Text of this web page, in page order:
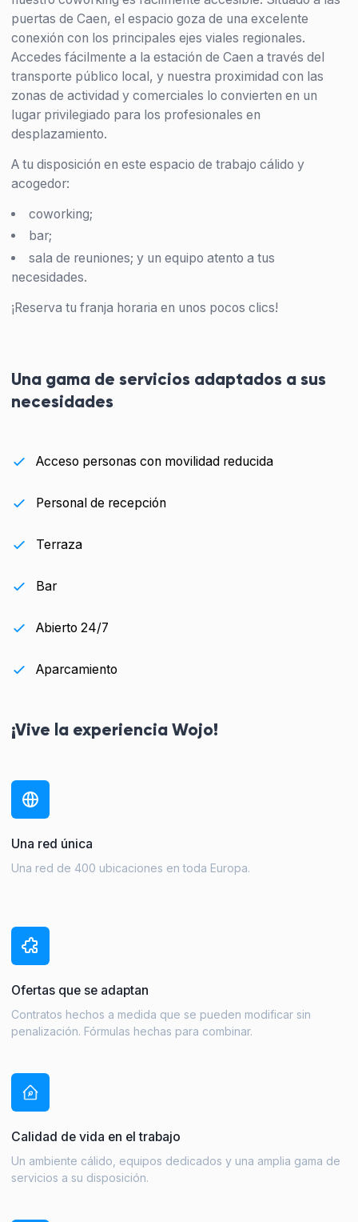
puertas de Caen, el espacio goza de una excelente
conexión con los principales ejes viales regionales.
Accedes fácilmente a la estación de Caen a través del
transporte público local, y nuestra proximidad con las
zonas de actividad y comerciales lo convierten en un
lugar privilegiado para los profesionales en
desplazamiento.
A tu disposición en este espacio de trabajo cálido y
acogedor:
coworking;
bar;
sala de reuniones; y un equipo atento a tus
necesidades.
¡Reserva tu franja horaria en unos pocos clics!
Una gama de servicios adaptados a sus
necesidades
Acceso personas con movilidad reducida
Personal de recepción
Terraza
Bar
Abierto 24/7
Aparcamiento
¡Vive la experiencia Wojo!
Una red única
Una red de 400 ubicaciones en toda Europa.
Ofertas que se adaptan
Contratos hechos a medida que se pueden modificar sin
penalización. Fórmulas hechas para combinar.
Calidad de vida en el trabajo
Un ambiente cálido, equipos dedicados y una amplia gama de
servicios a su disposición.